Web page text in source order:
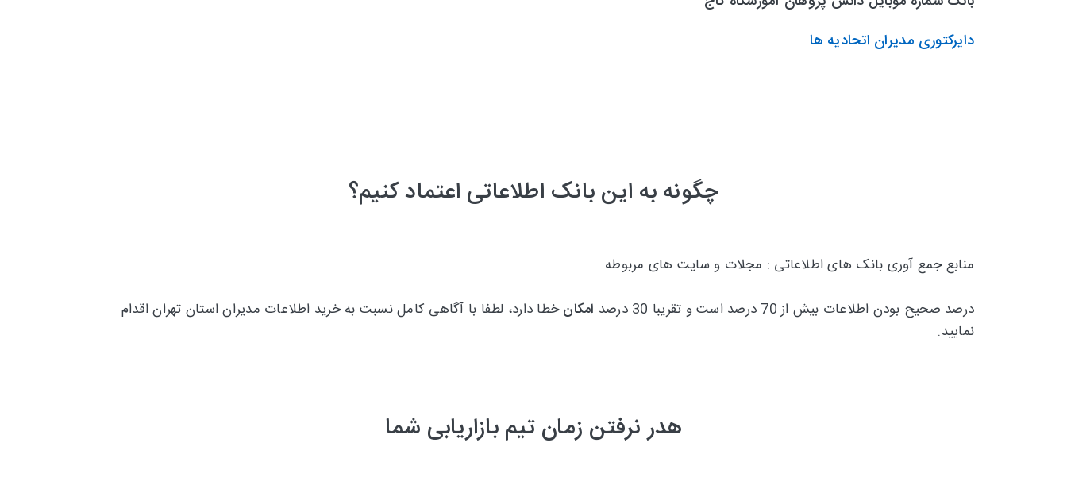
دایرکتوری مدیران اتحادیه ها
چگونه به این بانک اطلاعاتی اعتماد کنیم؟
منابع جمع آوری بانک های اطلاعاتی : مجلات و سایت های مربوطه
درصد صحیح بودن اطلاعات بیش از 70 درصد است و تقریبا 30 درصد
امکانخطا دارد، لطفا با آگاهی کامل نسبت به خرید اطلاعات مدیران استان تهران اقدام
نمایید.
هدر نرفتن زمان تیم بازاریابی شما